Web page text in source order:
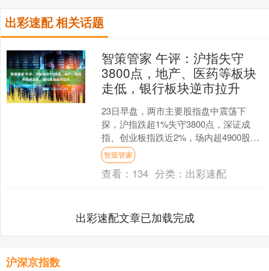
出彩速配 相关话题
智策管家 午评：沪指失守
3800点，地产、医药等板块
走低，银行板块逆市拉升
23日早盘，两市主要股指盘中震荡下
探，沪指跌超1%失守3800点，深证成
指、创业板指跌近2%，场内超4900股飘
绿。 截至午间收盘，沪指跌1.23%报
3781.....
智策管家
查看： 134 分类： 出彩速配
出彩速配文章已加载完成
沪深京指数